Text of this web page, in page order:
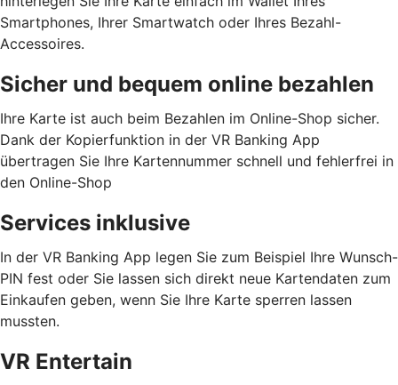
Smartphones, Ihrer Smartwatch oder Ihres Bezahl-
Accessoires.
Sicher und bequem online bezahlen
Ihre Karte ist auch beim Bezahlen im Online-Shop sicher.
Dank der Kopierfunktion in der VR Banking App
übertragen Sie Ihre Kartennummer schnell und fehlerfrei in
den Online-Shop
Services inklusive
In der VR Banking App legen Sie zum Beispiel Ihre Wunsch-
PIN fest oder Sie lassen sich direkt neue Kartendaten zum
Einkaufen geben, wenn Sie Ihre Karte sperren lassen
mussten.
VR Entertain